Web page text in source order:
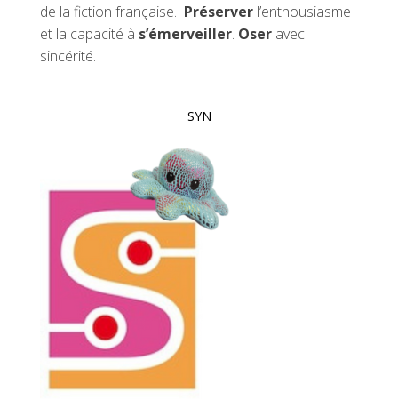
de la fiction française. Préserver l’enthousiasme
et la capacité à s’émerveiller. Oser avec
sincérité.
SYN